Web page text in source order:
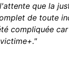
que la
de toute
compliquée